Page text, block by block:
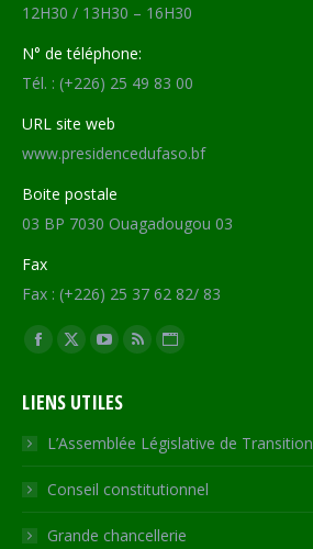
12H30 / 13H30 – 16H30
N° de téléphone:
Tél. : (+226) 25 49 83 00
URL site web
www.presidencedufaso.bf
Boite postale
03 BP 7030 Ouagadougou 03
Fax
Fax : (+226) 25 37 62 82/ 83
Trouvez nous sur :
Facebook
opens
in
new
window
X
opens
in
new
window
YouTube
opens
in
new
window
RSS
in
new
window
Site
opens
in
new
LIENS UTILES
L’Assemblée Législative de Transition
Conseil constitutionnel
Grande chancellerie